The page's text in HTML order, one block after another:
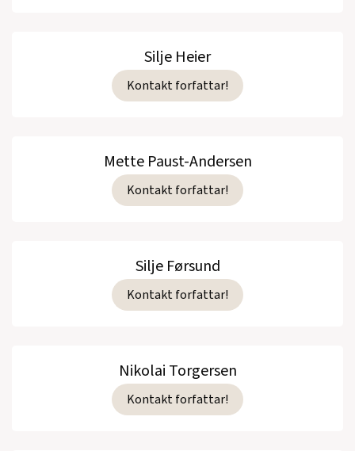
Silje Heier
Kontakt forfattar!
Mette Paust-Andersen
Kontakt forfattar!
Silje Førsund
Kontakt forfattar!
Nikolai Torgersen
Kontakt forfattar!